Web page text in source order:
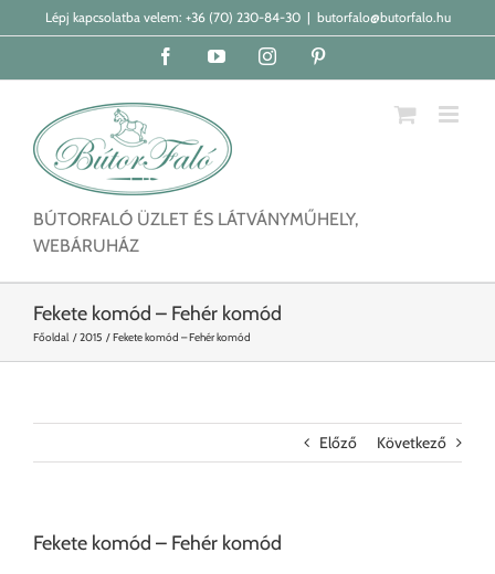
KihagyásLépj kapcsolatba velem: +36 (70) 230-84-30 | butorfalo@butorfalo.hu
FacebookYouTubeInstagram
BÚTORFALÓ ÜZLET ÉS LÁTVÁNYMŰHELY,
WEBÁRUHÁZ
Fekete komód – Fehér komód
Főoldal 2015 Fekete komód – Fehér komód
Előző Következő
Fekete komód – Fehér komód